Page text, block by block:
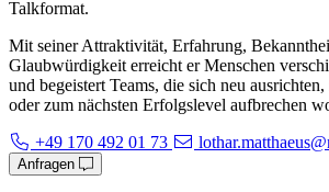
Talkformat.
Mit seiner Attraktivität, Erfahrung,
Glaubwürdigkeit erreicht er Menschen
und begeistert Teams, die sich neu
oder zum nächsten Erfolgslevel aufbrechen
+49 170 492 01 73
Anfragen